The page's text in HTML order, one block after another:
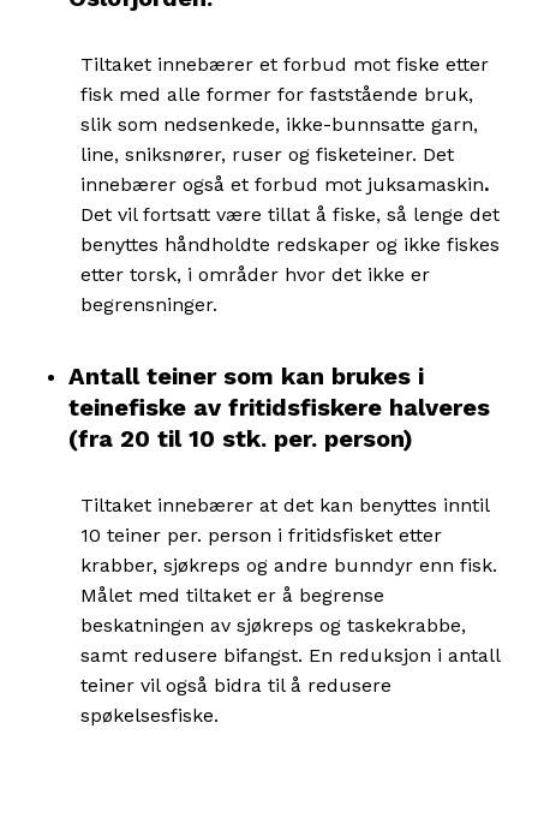
Tiltaket innebærer et forbud mot fiske etter
fisk med alle former for faststående bruk,
slik som nedsenkede, ikke-bunnsatte garn,
line, sniksnører, ruser og fisketeiner. Det
innebærer også et forbud mot juksamaskin.
Det vil fortsatt være tillat å fiske, så lenge det
benyttes håndholdte redskaper og ikke fiskes
etter torsk, i områder hvor det ikke er
begrensninger.
Antall teiner som kan brukes i
teinefiske av fritidsfiskere halveres
(fra 20 til 10 stk. per. person)
Tiltaket innebærer at det kan benyttes inntil
10 teiner per. person i fritidsfisket etter
krabber, sjøkreps og andre bunndyr enn fisk.
Målet med tiltaket er å begrense
beskatningen av sjøkreps og taskekrabbe,
samt redusere bifangst. En reduksjon i antall
teiner vil også bidra til å redusere
spøkelsesfiske.